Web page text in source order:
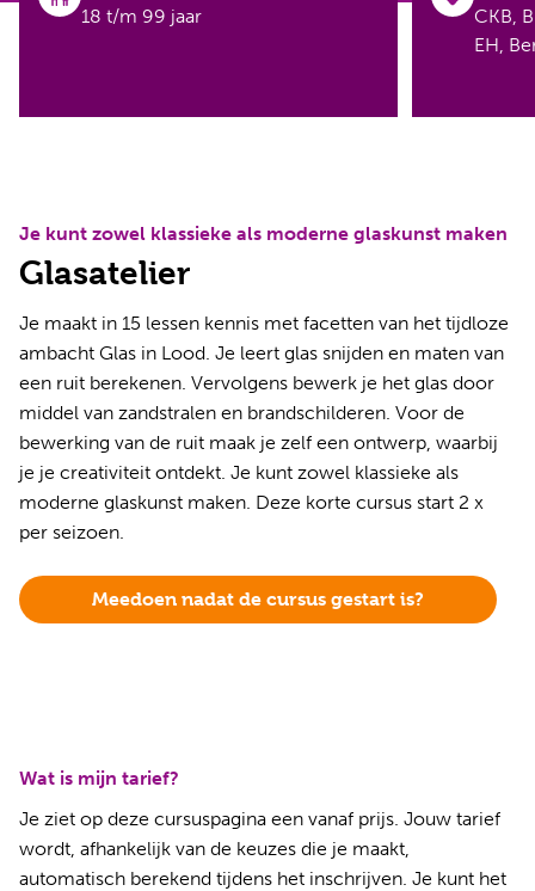
18 t/m 99 jaar
CKB,
EH,
Je kunt zowel klassieke als moderne glaskunst maken
Glasatelier
Je maakt in 15 lessen kennis met facetten van het tijdloze
ambacht Glas in Lood. Je leert glas snijden en maten van
een ruit berekenen. Vervolgens bewerk je het glas door
middel van zandstralen en brandschilderen. Voor de
bewerking van de ruit maak je zelf een ontwerp, waarbij
je je creativiteit ontdekt. Je kunt zowel klassieke als
moderne glaskunst maken. Deze korte cursus start 2 x
per seizoen.
Meedoen nadat de cursus gestart is?
Wat is mijn tarief?
Je ziet op deze cursuspagina een vanaf prijs. Jouw tarief
wordt, afhankelijk van de keuzes die je maakt,
automatisch berekend tijdens het inschrijven. Je kunt het